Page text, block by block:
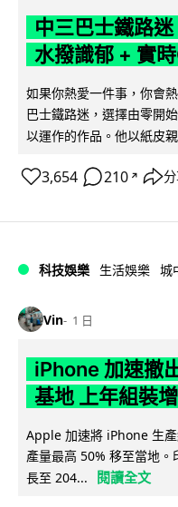
中三巴士鐵路
水撥識郁 + 實
如果你熱愛一件事，你會
巴士鐵路迷，選擇由零開
以運作的作品。他以紙皮
3,654 210 ↗
科技娛樂 生活娛樂 城
Vin 1 日
iPhone 加速撤
基地 上年組裝
Apple 加速將 iPhone 生
產量最高 50% 移至當地
長至 204...
閱讀全文